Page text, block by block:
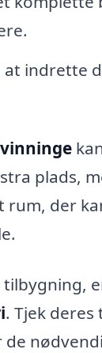
at indrette
plads,
der
. Tjek